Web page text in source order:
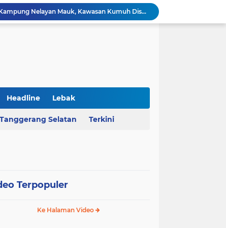
AHY Apresiasi Penataan Kampung Nelayan Mauk, Kawasan Kumuh Disulap Jadi Asri
Rekrutmen Koperasi Merah Putih Dibuka, 35.476 Lowongan Manajer Desa dan Nelayan
Al Nassr Kunci Puncak Klasemen Liga Arab Saudi Usai Tundukkan Al Ettifaq 1-0
Headline Lebak
Tanggerang Selatan Terkini
Terpopuler
Ke Halaman Video